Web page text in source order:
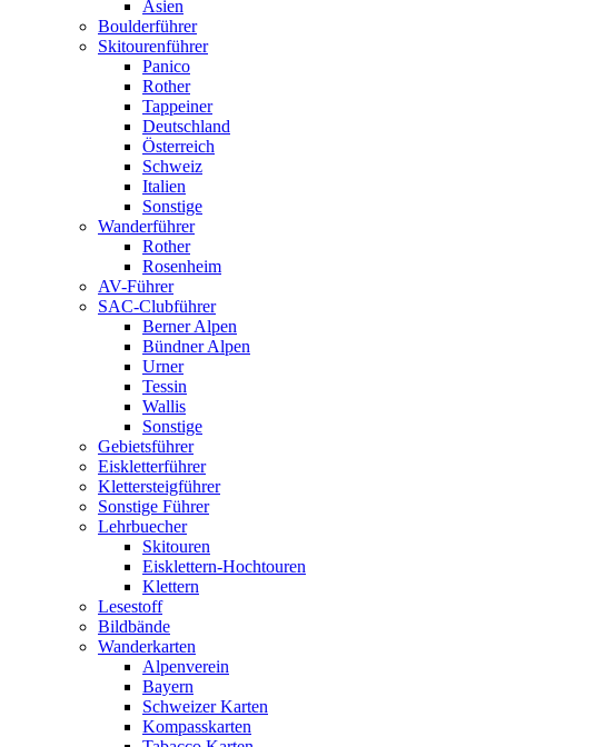
Asien
Boulderführer
Skitourenführer
Panico
Rother
Tappeiner
Deutschland
Österreich
Schweiz
Italien
Sonstige
Wanderführer
Rother
Rosenheim
AV-Führer
SAC-Clubführer
Berner Alpen
Bündner Alpen
Urner
Tessin
Wallis
Sonstige
Gebietsführer
Eiskletterführer
Klettersteigführer
Sonstige Führer
Lehrbuecher
Skitouren
Eisklettern-Hochtouren
Klettern
Lesestoff
Bildbände
Wanderkarten
Alpenverein
Bayern
Schweizer Karten
Kompasskarten